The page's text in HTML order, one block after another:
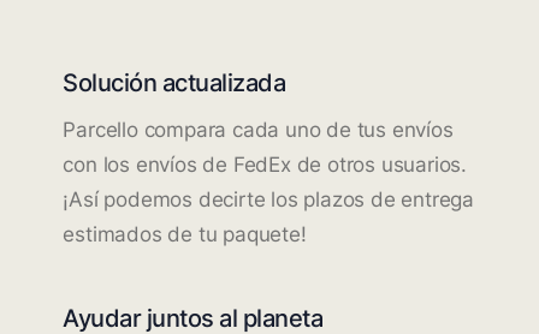
Solución actualizada
Parcello compara cada uno de tus envíos
con los envíos de FedEx de otros usuarios.
¡Así podemos decirte los plazos de entrega
estimados de tu paquete!
Ayudar juntos al planeta